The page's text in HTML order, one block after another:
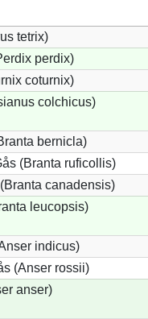
tetrix)
perdix)
coturnix)
colchicus)
bernicla)
(Branta ruficollis)
canadensis)
leucopsis)
indicus)
(Anser rossii)
anser)